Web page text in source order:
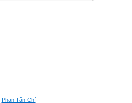
Phan Tấn Chí